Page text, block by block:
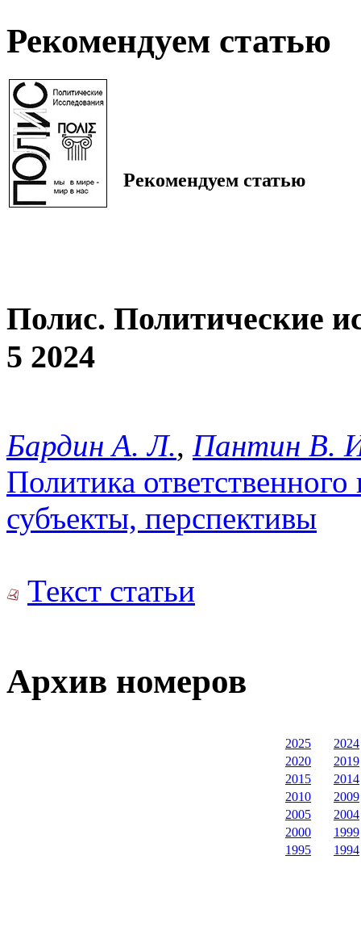
Рекомендуем статью
Рекомендуем статью
Полис. Политические
5 2024
Бардин А. Л., Пантин В.
Политика
субъекты, перспективы
Текст статьи
Архив номеров
2025
2024
2020
2019
2015
2014
2010
2009
2005
2004
2000
1999
1995
1994